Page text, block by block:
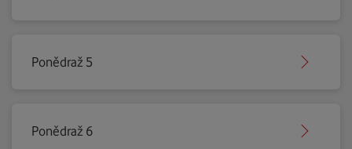
Ponědraž 5
Ponědraž 6